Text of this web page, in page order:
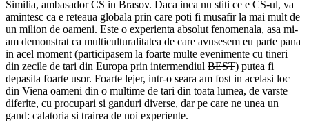
Similia, ambasador CS in Brasov. Daca inca nu stiti ce e CS-ul, va
amintesc ca e reteaua globala prin care poti fi musafir la mai mult de
un milion de oameni. Este o experienta absolut fenomenala, asa mi-
am demonstrat ca multiculturalitatea de care avusesem eu parte pana
in acel moment (participasem la foarte multe evenimente cu tineri
din zecile de tari din Europa prin intermendiul BEST) putea fi
depasita foarte usor. Foarte lejer, intr-o seara am fost in acelasi loc
din Viena oameni din o multime de tari din toata lumea, de varste
diferite, cu procupari si ganduri diverse, dar pe care ne unea un
gand: calatoria si trairea de noi experiente.